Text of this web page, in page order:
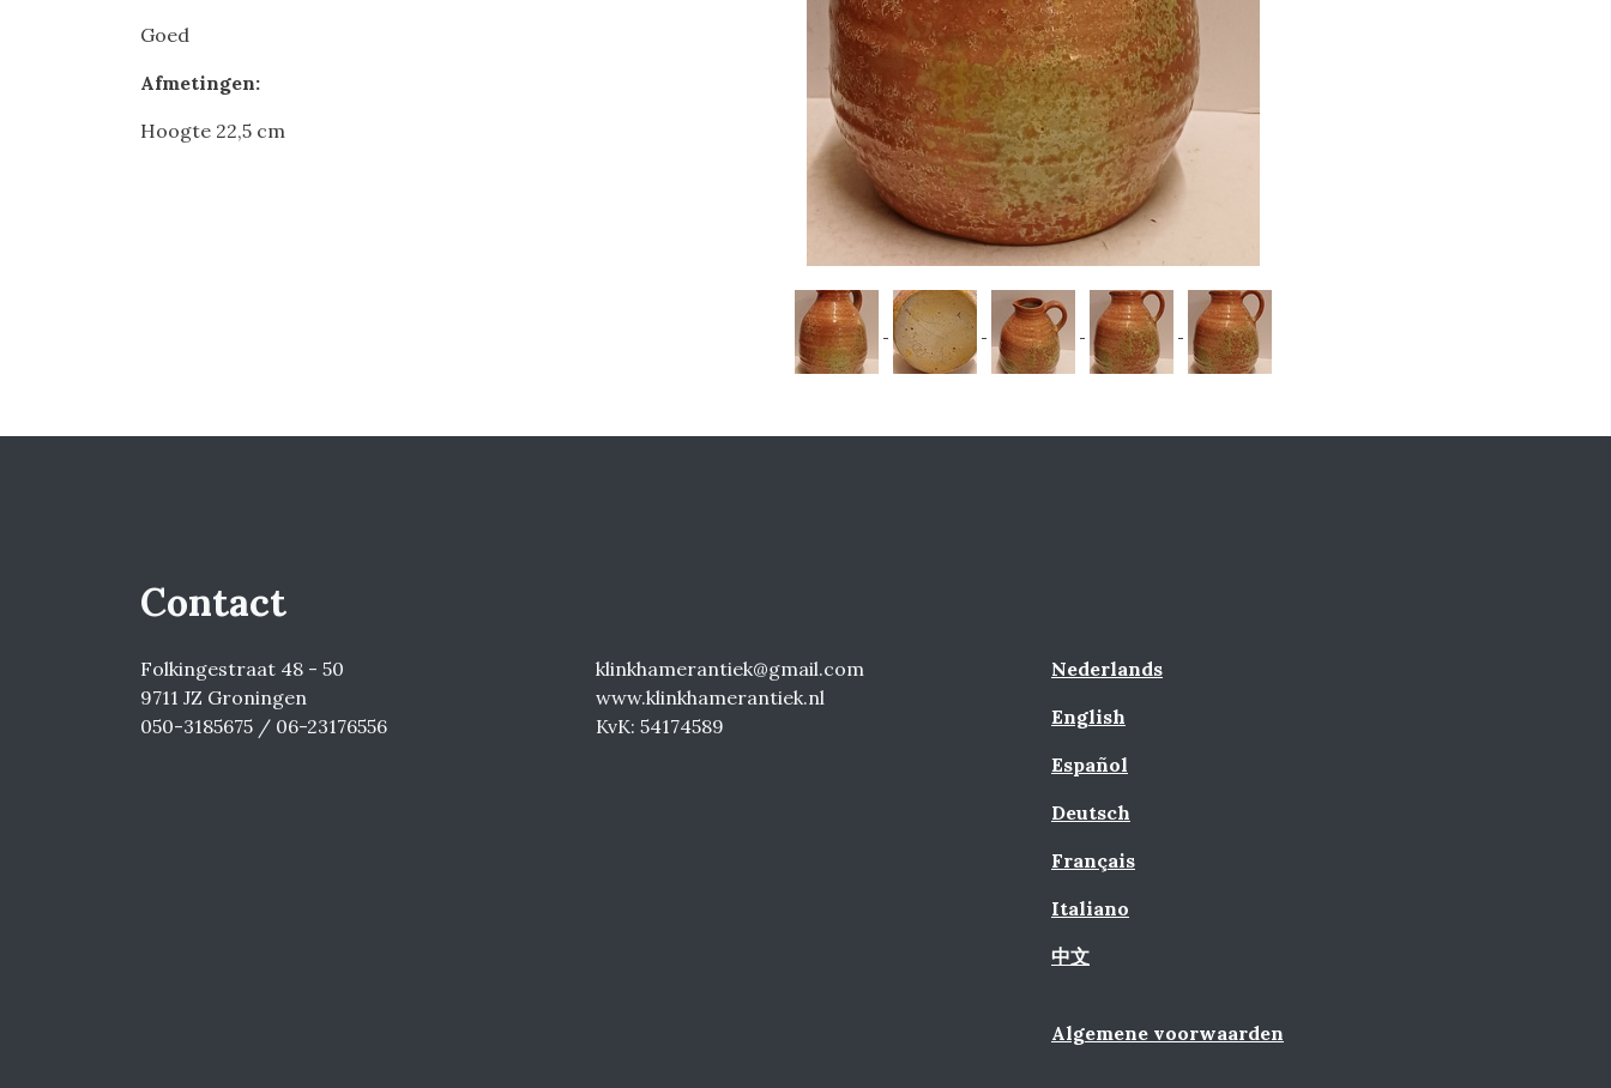
Goed
Afmetingen:
Hoogte 22,5 cm
Contact
Folkingestraat 48 - 50
9711 JZ Groningen
050-3185675 / 06-23176556
klinkhamerantiek@gmail.com
www.klinkhamerantiek.nl
KvK: 54174589
Nederlands
English
Español
Deutsch
Français
Italiano
中文
Algemene voorwaarden